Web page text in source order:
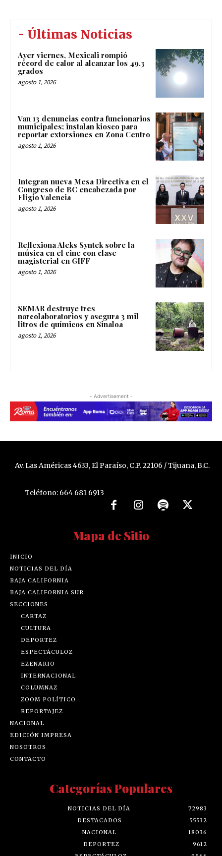
- Últimas Noticias
Ayer viernes, Mexicali rompió
récord de calor al alcanzar los 49.3
grados
agosto 1, 2026
Van 13 denuncias contra funcionarios
municipales; instalan kiosco para
reportar extorsiones en Zona Centro
agosto 1, 2026
Integran nueva Mesa Directiva en el
Congreso de BC encabezada por
Eligio Valencia
agosto 1, 2026
Reflexiona Aleks Syntek sobre la
música en el cine con clase
magisterial en GIFF
agosto 1, 2026
SEMAR destruye tres
narcolaboratorios y asegura 3 mil
litros de químicos en Sinaloa
agosto 1, 2026
- Advertisement -
Av. Las Américas 4633, El Paraíso, C.P. 22106 / Tijuana, B.C.
Teléfono: 664 681 6913
Mapa de Sitio
INICIO
NOTICIAS DEL DÍA
BAJA CALIFORNIA
BAJA CALIFORNIA SUR
SECCIONES
CARTAZ
CULTURA
DEPORTEZ
ESPECTÁCULOZ
EZENARIO
INTERNACIONAL
COLUMNAZ
ZOOM POLÍTICO
REPORTAJEZ
NACIONAL
EDICIÓN IMPRESA
NOSOTROS
CONTACTO
Categorías Populares
NOTICIAS DEL DÍA
72983
DESTACADOS
55532
NACIONAL
18036
DEPORTEZ
9612